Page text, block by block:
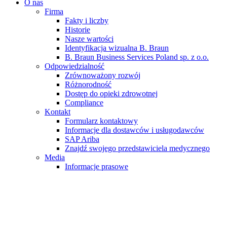
O nas
Firma
Fakty i liczby
Historie
Nasze wartości
Identyfikacja wizualna B. Braun
B. Braun Business Services Poland sp. z o.o.
Odpowiedzialność
Zrównoważony rozwój
Różnorodność
Dostęp do opieki zdrowotnej
Compliance
Kontakt
Formularz kontaktowy
Informacje dla dostawców i usługodawców
SAP Ariba
Znajdź swojego przedstawiciela medycznego
Media
Informacje prasowe